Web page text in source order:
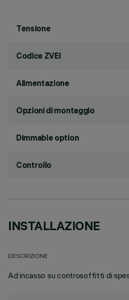
Tensione
Codice ZVEI
Alimentazione
Opzioni di montaggio
Dimmable option
Controllo
INSTALLAZIONE
DESCRIZIONE
Ad incasso su controsoffitti di